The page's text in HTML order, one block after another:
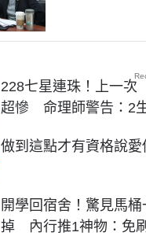
228七星連珠！上一次
超慘 命理師警告：2
做到這點才有資格說愛
開學回宿舍！驚見馬
掉 內行推1神物：免